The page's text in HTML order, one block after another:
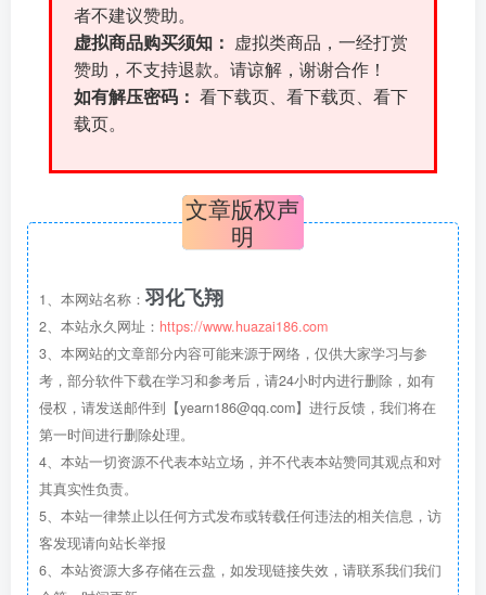
者不建议赞助。
虚拟商品购买须知：
虚拟类商品，一经打赏
赞助，不支持退款。请谅解，谢谢合作！
如有解压密码： 看下载页、看下载页、看下
载页。
文章版权声
明
1、本网站名称： 羽化飞翔
2、本站永久网址： https://www.huazai186.com
3、本网站的文章部分内容可能来源于网络，仅供大家学习与参
考，部分软件下载在学习和参考后，请24小时内进行删除，如有
侵权，请发送邮件到【yearn186@qq.com】进行反馈，我们将在
第一时间进行删除处理。
4、本站一切资源不代表本站立场，并不代表本站赞同其观点和对
其真实性负责。
5、本站一律禁止以任何方式发布或转载任何违法的相关信息，访
客发现请向站长举报
6、本站资源大多存储在云盘，如发现链接失效，请联系我们我们